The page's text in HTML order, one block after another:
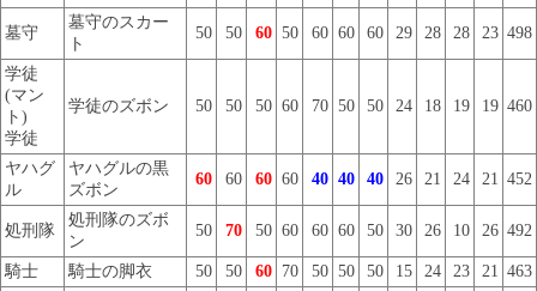
墓守
墓守のスカー
ト
50 50 60 50 60 60 60 29 28 28 23 498
学徒
(マン
ト)
学徒
学徒のズボン 50 50 50 60 70 50 50 24 18 19 19 460
ヤハグ
ル
ヤハグルの黒
ズボン
60 60 60 60 40 40 40 26 21 24 21 452
処刑隊
処刑隊のズボ
ン
50 70 50 60 60 60 50 30 26 10 26 492
騎士 騎士の脚衣 50 50 60 70 50 50 50 15 24 23 21 463